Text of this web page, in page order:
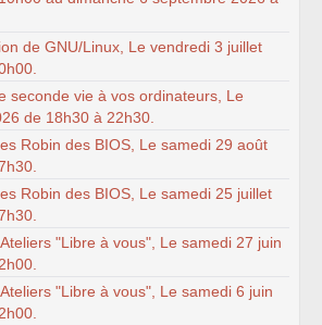
de GNU/Linux, Le vendredi 3 juillet
seconde vie à vos ordinateurs, Le
de 18h30 à 22h30.
Robin des BIOS, Le samedi 29 août
Robin des BIOS, Le samedi 25 juillet
"Libre à vous", Le samedi 27 juin
"Libre à vous", Le samedi 6 juin